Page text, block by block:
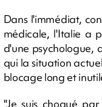
Dans l'immédiat,
médicale, l'Italie a
d'une psychologue,
qui la situation
blocage long et
"Je suis choqué